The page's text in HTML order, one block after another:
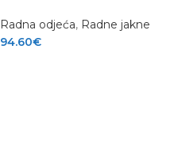
Radna odjeća, Radne jakne
94.60€